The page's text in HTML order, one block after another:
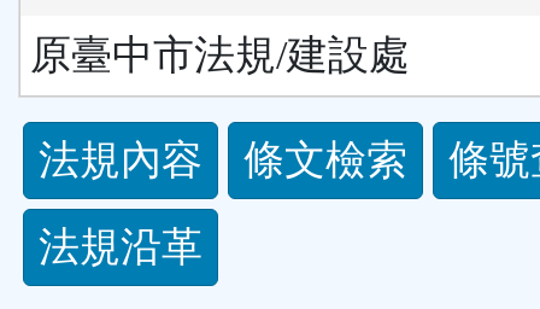
原臺中市法規/建設處
法
規
功
法規內容 條文檢索
條
法規沿革